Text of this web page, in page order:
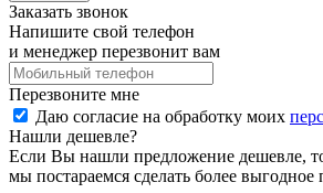
Заказать звонок
Напишите свой телефон
и менеджер перезвонит вам
Перезвоните мне
Даю согласие на обработку моих
Нашли дешевле?
Если Вы нашли предложение дешевле,
мы постараемся сделать более выгодное